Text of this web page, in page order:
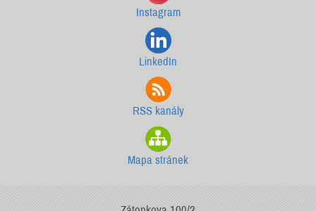
Instagram
LinkedIn
RSS kanály
Mapa stránek